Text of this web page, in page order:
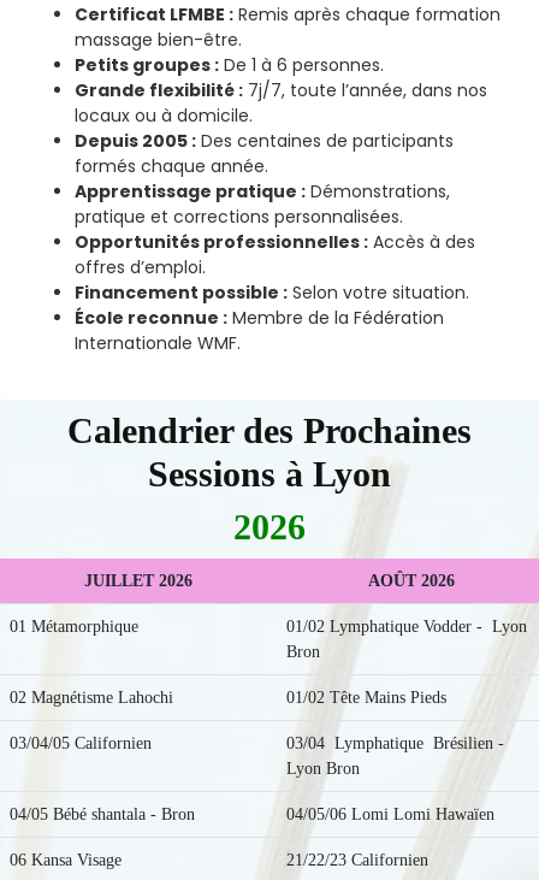
Certificat LFMBE : Remis après chaque formation
massage bien-être.
Petits groupes : De 1 à 6 personnes.
Grande flexibilité : 7j/7, toute l’année, dans nos
locaux ou à domicile.
Depuis 2005 : Des centaines de participants
formés chaque année.
Apprentissage pratique : Démonstrations,
pratique et corrections personnalisées.
Opportunités professionnelles : Accès à des
offres d’emploi.
Financement possible : Selon votre situation.
École reconnue : Membre de la Fédération
Internationale WMF.
Calendrier des Prochaines
Sessions à Lyon
2026
JUILLET 2026 AOÛT 2026
01 Métamorphique
01/02 Lymphatique Vodder - Lyon
Bron
02 Magnétisme Lahochi 01/02 Tête Mains Pieds
03/04/05 Californien
03/04 Lymphatique Brésilien -
Lyon Bron
04/05 Bébé shantala - Bron 04/05/06 Lomi Lomi Hawaïen
06 Kansa Visage 21/22/23 Californien